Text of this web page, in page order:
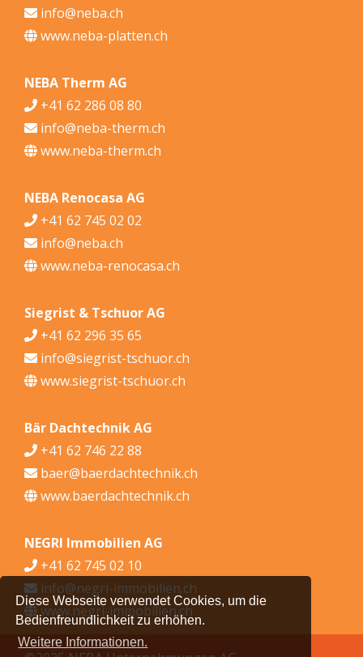
Diese Webseite verwendet Cookies, um die
Bedienfreundlichkeit zu erhöhen.
Weitere Informationen.
info@neba.ch
www.neba-platten.ch
NEBA Therm AG
+41 62 286 08 80
info@neba-therm.ch
www.neba-therm.ch
NEBA Renocasa AG
+41 62 745 02 02
info@neba.ch
www.neba-renocasa.ch
Siegrist & Tschuor AG
+41 62 296 35 65
info@siegrist-tschuor.ch
www.siegrist-tschuor.ch
Bär Dachtechnik AG
+41 62 746 22 88
baer@baerdachtechnik.ch
www.baerdachtechnik.ch
NEGRI Immobilien AG
+41 62 745 02 10
info@negri-immobilien.ch
www.negri-immobilien.ch